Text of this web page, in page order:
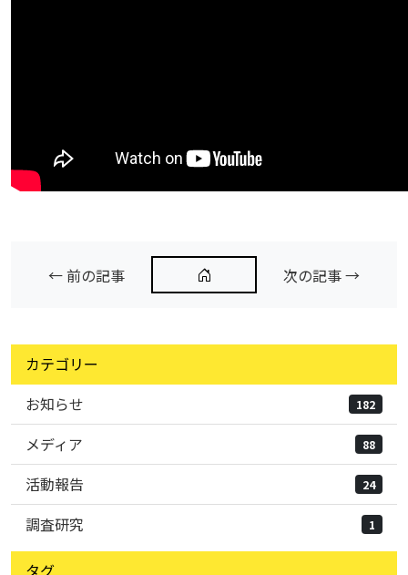
← 前の記事 次の記事 →
カテゴリー
お知らせ
182
メディア 88
活動報告 24
調査研究 1
タグ